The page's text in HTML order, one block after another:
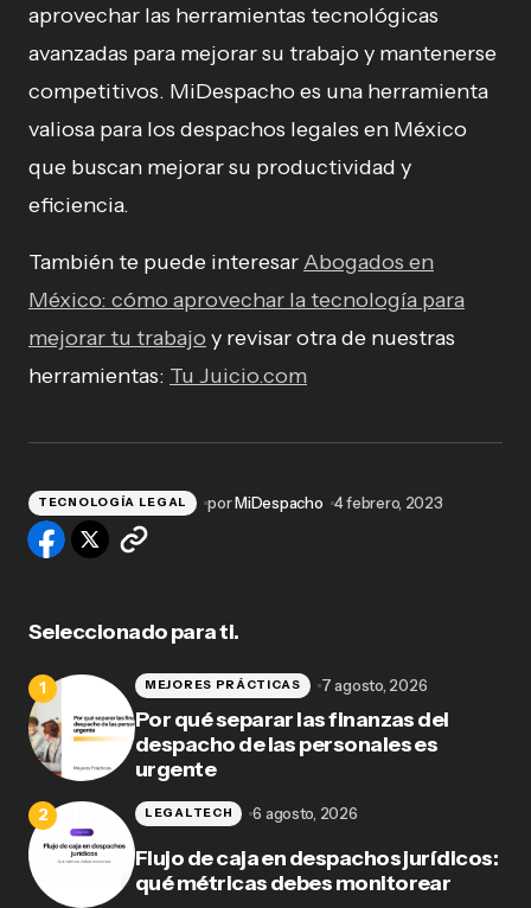
aprovechar las herramientas tecnológicas
avanzadas para mejorar su trabajo y mantenerse
competitivos. MiDespacho es una herramienta
valiosa para los despachos legales en México
que buscan mejorar su productividad y
eficiencia.
También te puede interesarAbogados en
México: cómo aprovechar la tecnología para
mejorar tu trabajo y revisar otra de nuestras
herramientas: Tu Juicio.com
TECNOLOGÍA LEGAL porMiDespacho 4 febrero, 2023
Seleccionado para ti.
Por qué separar las finanzas del
despacho de las personales es
urgente
MEJORES PRÁCTICAS 7 agosto, 2026
Flujo de caja en despachos jurídicos:
qué métricas debes monitorear
LEGALTECH 6 agosto, 2026